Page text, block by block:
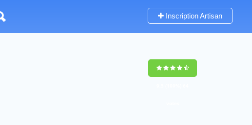
Inscription Artisan